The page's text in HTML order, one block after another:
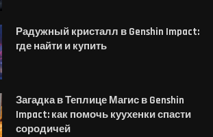
Радужный кристалл в Genshin Impact:
где найти и купить
Загадка в Теплице Магис в Genshin
Impact: как помочь куухенки спасти
сородичей